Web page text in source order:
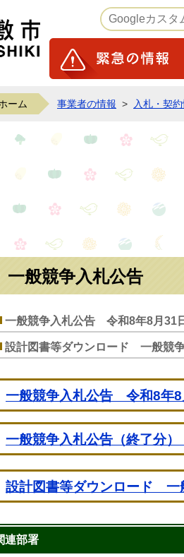
稲敷市ホームページ
ーム 事業者の情報 > 入札・契
一般競争入札公告
一般競争入札公告 令和8年8月31
設計図書等ダウンロード 一般競
一般競争入札公告 令和8年8
一般競争入札公告（終了分）
設計図書等ダウンロード 一
連部署